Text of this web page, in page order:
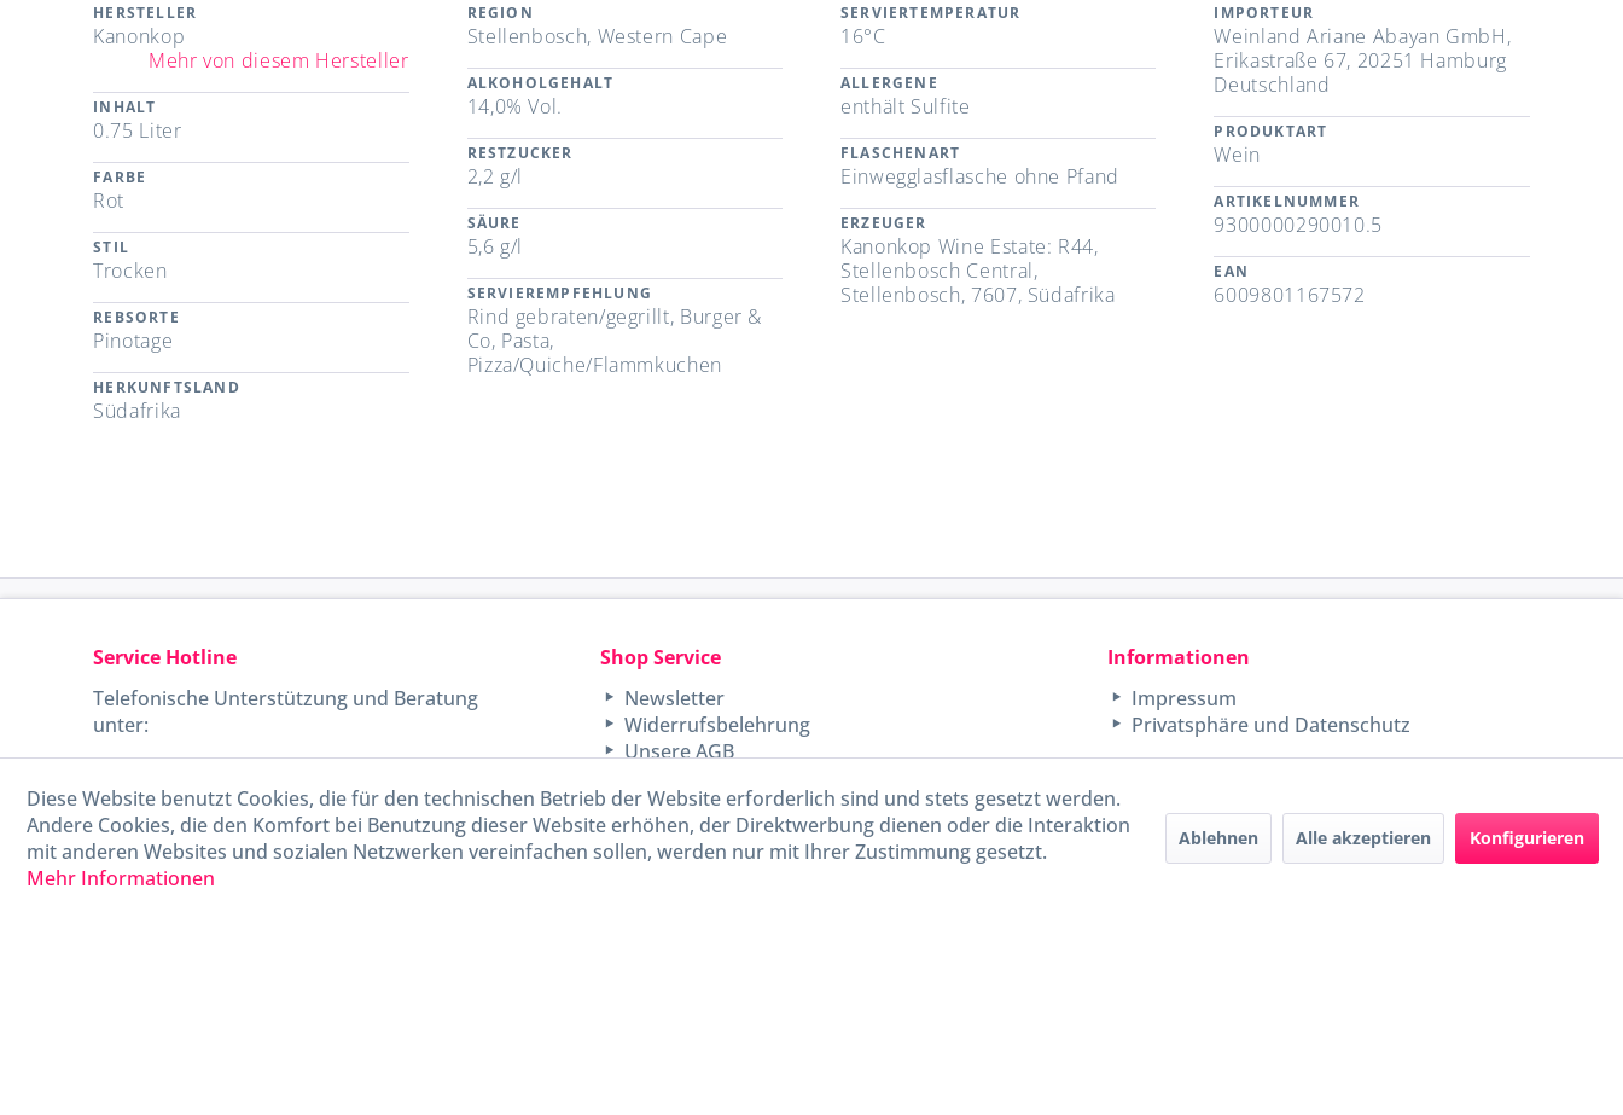
HERSTELLER
Kanonkop
Mehr von diesem Hersteller
INHALT
0.75 Liter
FARBE
Rot
STIL
Trocken
REBSORTE
Pinotage
HERKUNFTSLAND
Südafrika
REGION
Stellenbosch, Western Cape
ALKOHOLGEHALT
14,0% Vol.
RESTZUCKER
2,2 g/l
SÄURE
5,6 g/l
SERVIEREMPFEHLUNG
Rind gebraten/gegrillt, Burger &
Co, Pasta,
Pizza/Quiche/Flammkuchen
SERVIERTEMPERATUR
16°C
ALLERGENE
enthält Sulfite
FLASCHENART
Einwegglasflasche ohne Pfand
ERZEUGER
Kanonkop Wine Estate: R44,
Stellenbosch Central,
Stellenbosch, 7607, Südafrika
IMPORTEUR
Weinland Ariane Abayan GmbH,
Erikastraße 67, 20251 Hamburg
Deutschland
PRODUKTART
Wein
ARTIKELNUMMER
9300000290010.5
EAN
6009801167572
Service Hotline
Telefonische Unterstützung und Beratung
unter:
040-880 99 770
Mo-Fr, 09:00 - 15:00 Uhr
Shop Service
Newsletter
Widerrufsbelehrung
Unsere AGB
Informationen
Impressum
Privatsphäre und Datenschutz
Diese Website benutzt Cookies, die für den technischen Betrieb der Website erforderlich sind und stets gesetzt werden.
Andere Cookies, die den Komfort bei Benutzung dieser Website erhöhen, der Direktwerbung dienen oder die Interaktion
mit anderen Websites und sozialen Netzwerken vereinfachen sollen, werden nur mit Ihrer Zustimmung gesetzt.
Mehr Informationen
Ablehnen Alle akzeptieren Konfigurieren